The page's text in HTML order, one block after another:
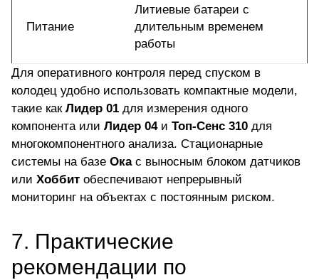
Питание
Литиевые батареи с
длительным временем
работы
Для оперативного контроля перед спуском в
колодец удобно использовать компактные модели,
такие как Лидер 01 для измерения одного
компонента или Лидер 04и Топ-Сенс 310 для
многокомпонентного анализа. Стационарные
системы на базе Окас выносным блоком датчиков
или Хоббит обеспечивают непрерывный
мониторинг на объектах с постоянным риском.
7. Практические
рекомендации по